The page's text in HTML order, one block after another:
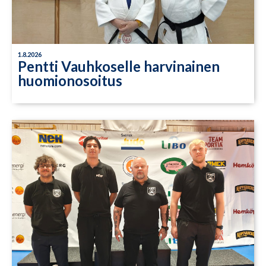
1.8.2026
Pentti Vauhkoselle harvinainen
huomionosoitus